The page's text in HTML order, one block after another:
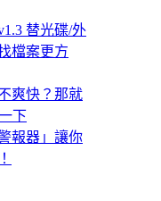
替光碟/外
檔案更方
爽快？那就
下
報器」讓你